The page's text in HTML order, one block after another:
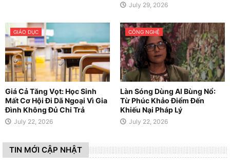
July 29, 2026
GIÁO DỤC
Giá Cả Tăng Vọt: Học Sinh
Mất Cơ Hội Đi Dã Ngoại Vì Gia
Đình Không Đủ Chi Trả
July 22, 2026
CÔNG NGHỆ
Làn Sóng Dùng AI Bùng Nổ:
Từ Phúc Khảo Điểm Đến
Khiếu Nại Pháp Lý
July 22, 2026
TIN MỚI CẬP NHẬT